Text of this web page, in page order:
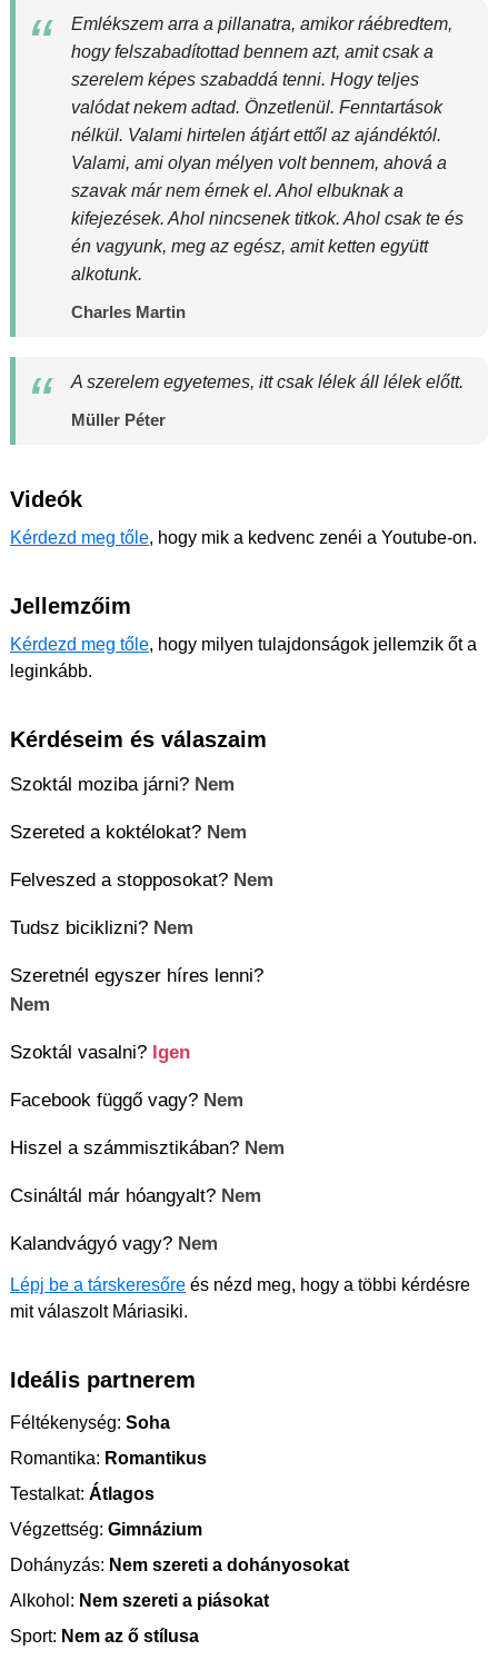
Emlékszem arra a pillanatra, amikor ráébredtem,
hogy felszabadítottad bennem azt, amit csak a
szerelem képes szabaddá tenni. Hogy teljes
valódat nekem adtad. Önzetlenül. Fenntartások
nélkül. Valami hirtelen átjárt ettől az ajándéktól.
Valami, ami olyan mélyen volt bennem, ahová a
szavak már nem érnek el. Ahol elbuknak a
kifejezések. Ahol nincsenek titkok. Ahol csak te és
én vagyunk, meg az egész, amit ketten együtt
alkotunk.
Charles Martin
A szerelem egyetemes, itt csak lélek áll lélek előtt.
Müller Péter
Videók
Kérdezd meg tőle, hogy mik a kedvenc zenéi a Youtube-on.
Jellemzőim
Kérdezd meg tőle, hogy milyen tulajdonságok jellemzik őt a
leginkább.
Kérdéseim és válaszaim
Szoktál moziba járni? Nem
Szereted a koktélokat? Nem
Felveszed a stopposokat? Nem
Tudsz biciklizni? Nem
Szeretnél egyszer híres lenni?
Nem
Szoktál vasalni? Igen
Facebook függő vagy? Nem
Hiszel a számmisztikában? Nem
Csináltál már hóangyalt? Nem
Kalandvágyó vagy? Nem
Lépj be a társkeresőre és nézd meg, hogy a többi kérdésre
mit válaszolt Máriasiki.
Ideális partnerem
Féltékenység: Soha
Romantika: Romantikus
Testalkat: Átlagos
Végzettség: Gimnázium
Dohányzás: Nem szereti a dohányosokat
Alkohol: Nem szereti a piásokat
Sport: Nem az ő stílusa